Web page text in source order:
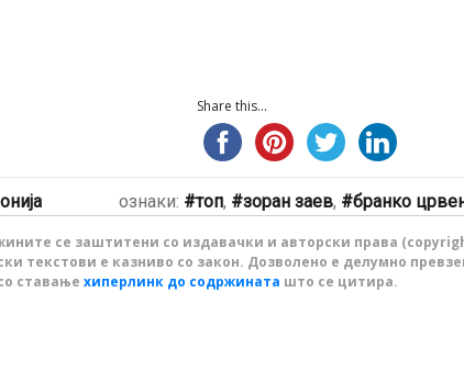
Share this...
ознаки: топ, зоран заев, бранко
се заштитени со издавачки и авторски права
текстови е казниво со закон. Дозволено е делумно
ставање хиперлинк до содржината што се цитира.